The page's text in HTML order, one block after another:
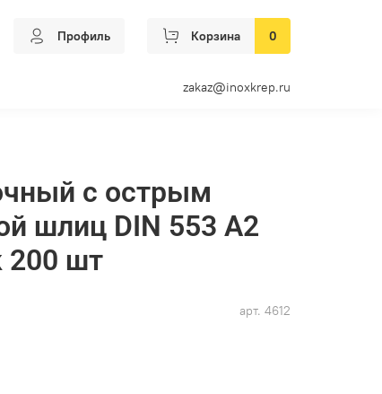
Профиль Корзина 0
zakaz@inoxkrep.ru
арт. 4612
с острым
шлиц DIN 553 А2
200 шт